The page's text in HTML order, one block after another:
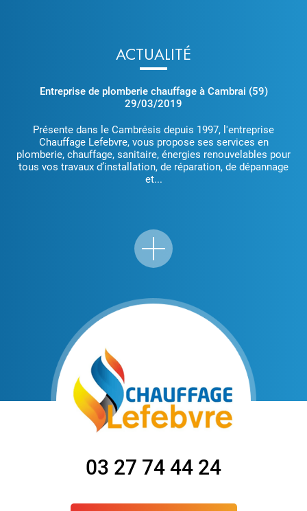
ACTUALITÉ
Entreprise de plomberie chauffage à Cambrai (59)
29/03/2019
Présente dans le Cambrésis depuis 1997, l'entreprise
Chauffage Lefebvre, vous propose ses services en
plomberie, chauffage, sanitaire, énergies renouvelables pour
tous vos travaux d’installation, de réparation, de dépannage
et...
03 27 74 44 24